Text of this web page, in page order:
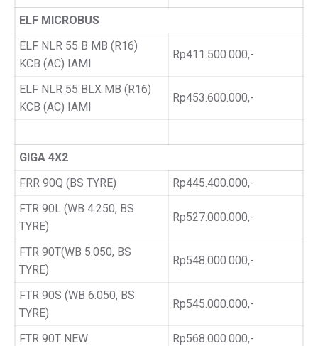
ELF MICROBUS
ELF NLR 55 B MB (R16)
KCB (AC) IAMI
Rp411.500.000,-
ELF NLR 55 BLX MB (R16)
KCB (AC) IAMI
Rp453.600.000,-
GIGA 4X2
FRR 90Q (BS TYRE)
Rp445.400.000,-
FTR 90L (WB 4.250, BS
TYRE)
Rp527.000.000,-
FTR 90T(WB 5.050, BS
TYRE)
Rp548.000.000,-
FTR 90S (WB 6.050, BS
TYRE)
Rp545.000.000,-
FTR 90T NEW
Rp568.000.000,-